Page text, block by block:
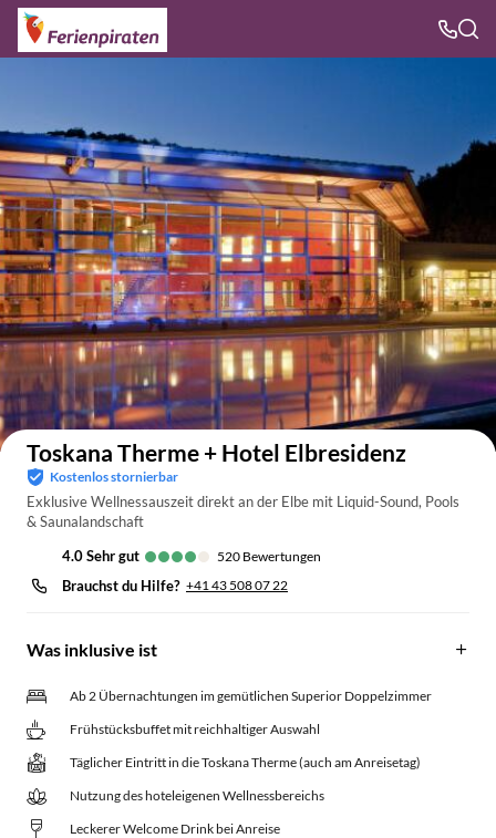
Auf der Karte anzeigen
Toskana Therme + Hotel Elbresidenz
Kostenlos stornierbar
Exklusive Wellnessauszeit direkt an der Elbe mit Liquid-Sound, Pools
& Saunalandschaft
4.0
sehr gut 520 Bewertungen
Brauchst du Hilfe? +41 43 508 07 22
Was inklusive ist
Ab 2 Übernachtungen im gemütlichen Superior Doppelzimmer
Frühstücksbuffet mit reichhaltiger Auswahl
Täglicher Eintritt in die Toskana Therme (auch am Anreisetag)
Nutzung des hoteleigenen Wellnessbereichs
Leckerer Welcome Drink bei Anreise